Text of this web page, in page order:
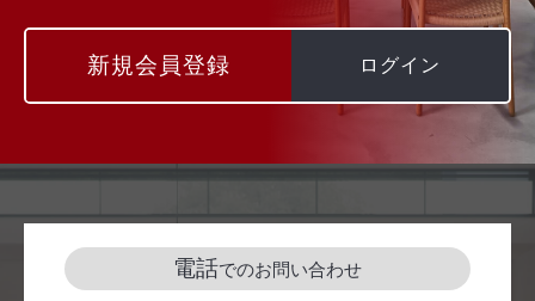
新規会員登録 ログイン
電話でのお問い合わせ